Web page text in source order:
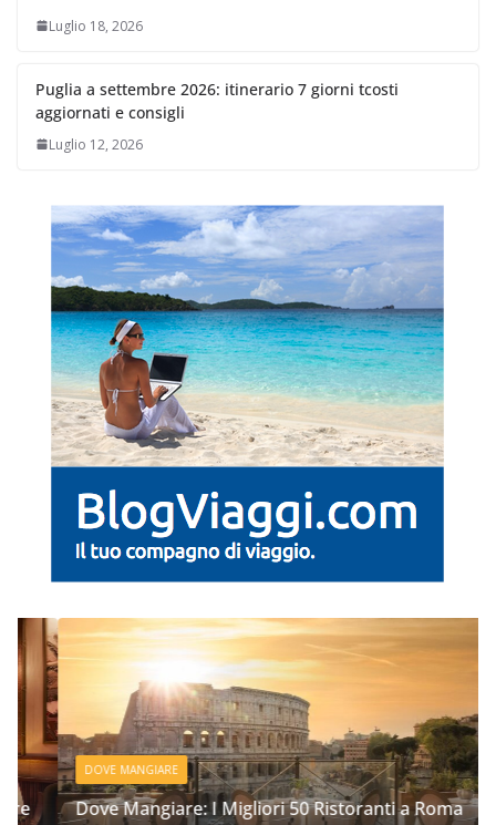
Luglio 18, 2026
Puglia a settembre 2026: itinerario 7 giorni tcosti
aggiornati e consigli
Luglio 12, 2026
DOVE MANGIARE
Dove Mangiare: I Migliori 50 Ristoranti a Roma